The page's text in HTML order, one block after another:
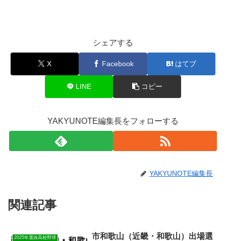
シェアする
X Facebook はてブ
LINE コピー
YAKYUNOTE編集長をフォローする
YAKYUNOTE編集長
関連記事
2025年選抜高校野球
市和歌山（近畿・和歌山）出場選